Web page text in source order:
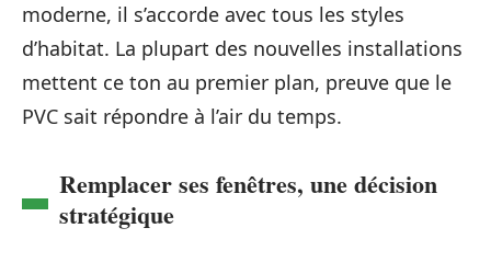
moderne, il s’accorde avec tous les styles
d’habitat. La plupart des nouvelles installations
mettent ce ton au premier plan, preuve que le
PVC sait répondre à l’air du temps.
Remplacer ses fenêtres, une décision
stratégique